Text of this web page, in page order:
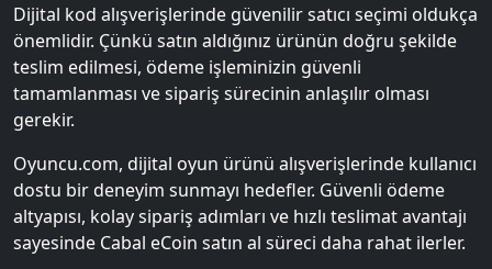
Dijital kod alışverişlerinde güvenilir satıcı seçimi oldukça
önemlidir. Çünkü satın aldığınız ürünün doğru şekilde
teslim edilmesi, ödeme işleminizin güvenli
tamamlanması ve sipariş sürecinin anlaşılır olması
gerekir.
Oyuncu.com, dijital oyun ürünü alışverişlerinde kullanıcı
dostu bir deneyim sunmayı hedefler. Güvenli ödeme
altyapısı, kolay sipariş adımları ve hızlı teslimat avantajı
sayesinde Cabal eCoin satın al süreci daha rahat ilerler.